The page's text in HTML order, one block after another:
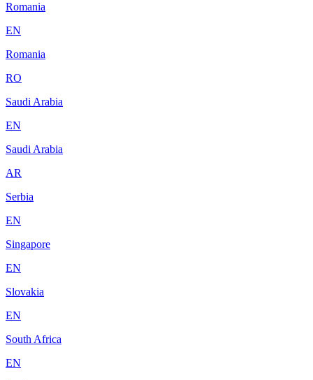
Romania
EN
Romania
RO
Saudi Arabia
EN
Saudi Arabia
AR
Serbia
EN
Singapore
EN
Slovakia
EN
South Africa
EN